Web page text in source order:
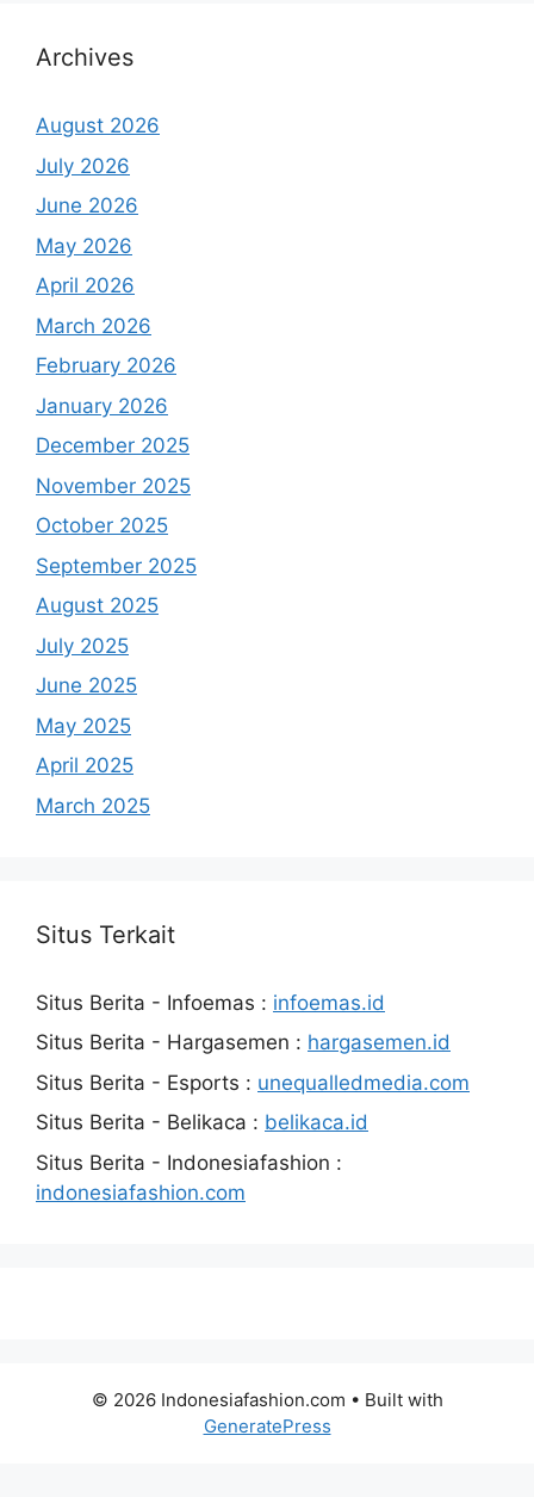
Archives
August 2026
July 2026
June 2026
May 2026
April 2026
March 2026
February 2026
January 2026
December 2025
November 2025
October 2025
September 2025
August 2025
July 2025
June 2025
May 2025
April 2025
March 2025
Situs Terkait
Situs Berita - Infoemas : infoemas.id
Situs Berita - Hargasemen : hargasemen.id
Situs Berita - Esports : unequalledmedia.com
Situs Berita - Belikaca : belikaca.id
Situs Berita - Indonesiafashion :
indonesiafashion.com
© 2026 Indonesiafashion.com • Built with
GeneratePress